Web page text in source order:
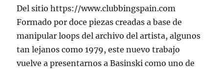
Del sitio https://www.clubbingspain.com
Formado por doce piezas creadas a base de
manipular loops del archivo del artista, algunos
tan lejanos como 1979, este nuevo trabajo
vuelve a presentarnos a Basinski como uno de